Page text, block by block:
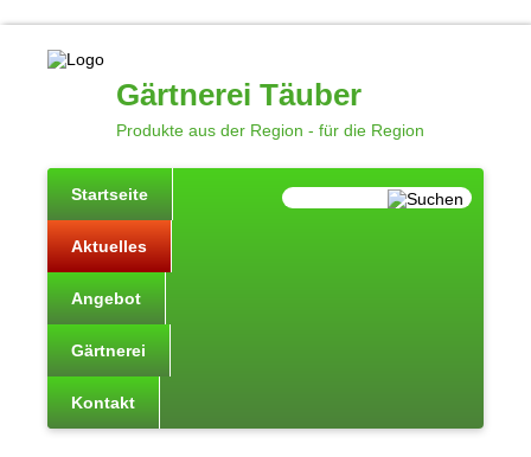
Gärtnerei Täuber
Produkte aus der Region - für die Region
Startseite
Aktuelles
Angebot
Gärtnerei
Kontakt